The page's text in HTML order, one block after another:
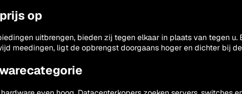
op
uitbrengen, bieden zij tegen elkaar in plaats van tegen
meedingen, ligt de opbrengst doorgaans hoger en dichter bij